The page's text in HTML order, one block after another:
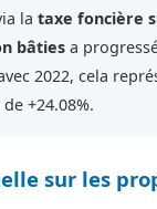
la taxe foncière
bâties a
2022, cela
+24.08%.
sur les